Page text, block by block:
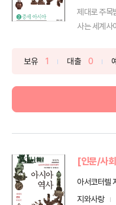
제대로 주목
사는 세계사
보유 1 대출 0
[인문/사
아서코터렐
지와사랑